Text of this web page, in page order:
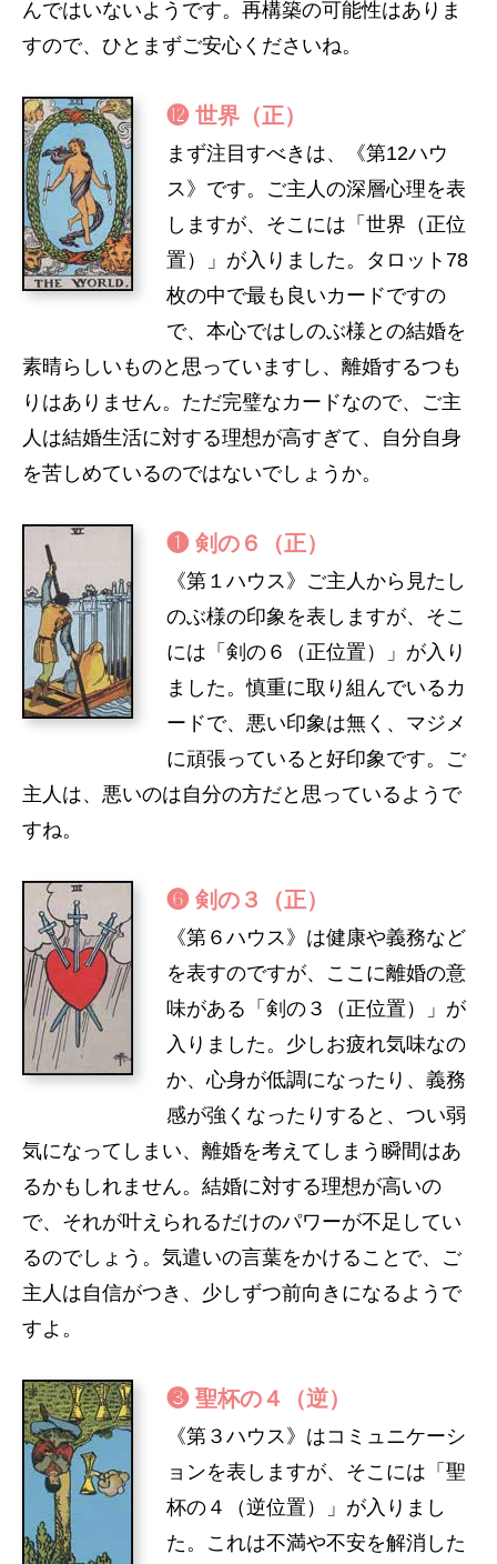
んではいないようです。再構築の可能性はありま
すので、ひとまずご安心くださいね。
⓬ 世界（正）
まず注目すべきは、《第12ハウ
ス》です。ご主人の深層心理を表
しますが、そこには「世界（正位
置）」が入りました。タロット78
枚の中で最も良いカードですの
で、本心ではしのぶ様との結婚を
素晴らしいものと思っていますし、離婚するつも
りはありません。ただ完璧なカードなので、ご主
人は結婚生活に対する理想が高すぎて、自分自身
を苦しめているのではないでしょうか。
❶ 剣の６（正）
《第１ハウス》ご主人から見たし
のぶ様の印象を表しますが、そこ
には「剣の６（正位置）」が入り
ました。慎重に取り組んでいるカ
ードで、悪い印象は無く、マジメ
に頑張っていると好印象です。ご
主人は、悪いのは自分の方だと思っているようで
すね。
❻ 剣の３（正）
《第６ハウス》は健康や義務など
を表すのですが、ここに離婚の意
味がある「剣の３（正位置）」が
入りました。少しお疲れ気味なの
か、心身が低調になったり、義務
感が強くなったりすると、つい弱
気になってしまい、離婚を考えてしまう瞬間はあ
るかもしれません。結婚に対する理想が高いの
で、それが叶えられるだけのパワーが不足してい
るのでしょう。気遣いの言葉をかけることで、ご
主人は自信がつき、少しずつ前向きになるようで
すよ。
❸ 聖杯の４（逆）
《第３ハウス》はコミュニケーシ
ョンを表しますが、そこには「聖
杯の４（逆位置）」が入りまし
た。これは不満や不安を解消した